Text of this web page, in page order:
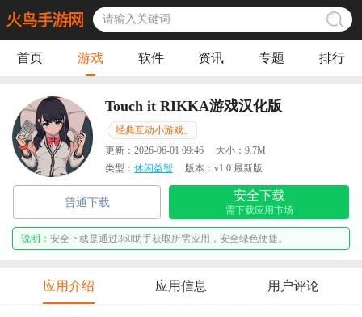
首页 游戏 软件 资讯 专题 排行
Touch it RIKKA游戏汉化版
经典互动小游戏。
更新： 2026-06-01 09:46 大小： 9.7M
类型： 休闲益智 版本： v1.0 最新版
普通下载
安全下载
需下载应用市场
说明： 安全下载是通过360助手获取所需应用，安全绿色便捷。
应用介绍 应用信息 用户评论